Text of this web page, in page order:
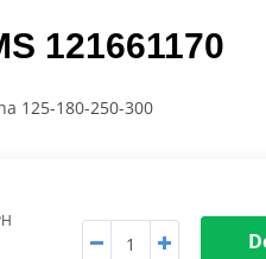
121661170
125-180-250-300